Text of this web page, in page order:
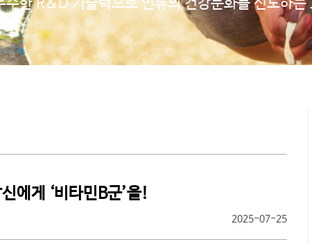
연구 네트워크 고객문
1:1 문의
지출보
에게 ‘비타민B군’을!
2025-07-25